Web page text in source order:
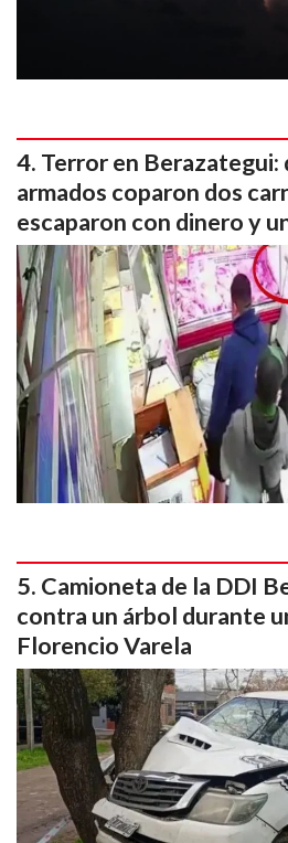
Terror en
armados coparon dos
escaparon con dinero y
Camioneta de la DDI
contra un árbol durante
Florencio Varela